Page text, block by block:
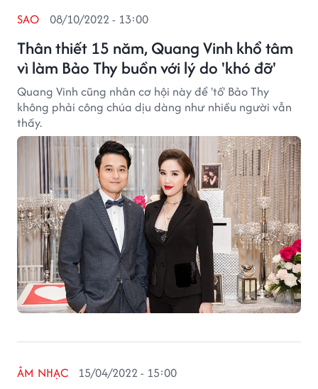
Thân thiết 15 năm, Quang Vinh khổ tâm
vì làm Bảo Thy buồn với lý do 'khó đỡ'
SAO 08/10/2022 - 13:00
Quang Vinh cũng nhân cơ hội này để 'tố' Bảo Thy
không phải công chúa dịu dàng như nhiều người vẫn
thấy.
ÂM NHẠC 15/04/2022 - 15:00